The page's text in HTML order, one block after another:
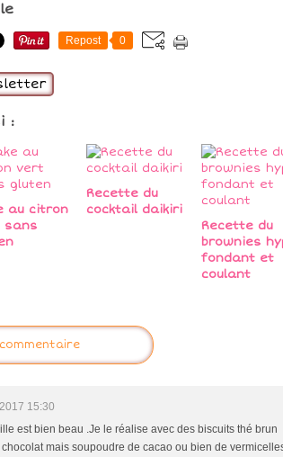
Repost 0
:
au citron
sans
Recette du
cocktail daikiri
Recette du
brownies
fondant et
coulant
15:30
est bien beau .Je le réalise avec des biscuits thé brun
mais soupoudre de cacao ou bien de